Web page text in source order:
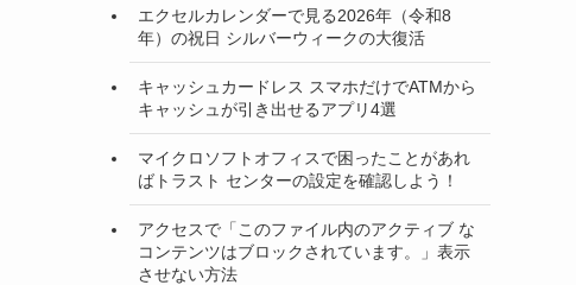
エクセルカレンダーで見る2026年（令和8
年）の祝日 シルバーウィークの大復活
キャッシュカードレス スマホだけでATMから
キャッシュが引き出せるアプリ4選
マイクロソフトオフィスで困ったことがあれ
ばトラスト センターの設定を確認しよう！
アクセスで「このファイル内のアクティブ な
コンテンツはブロックされています。」表示
させない方法